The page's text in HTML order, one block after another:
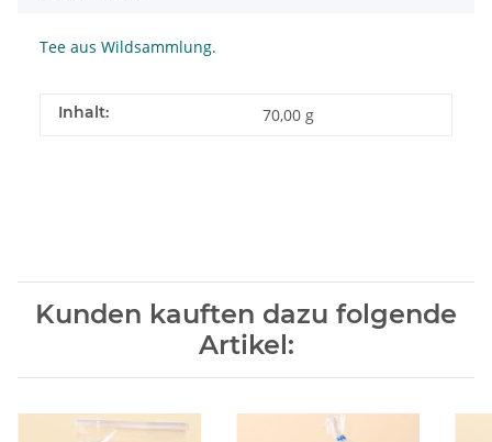
Tee aus Wildsammlung.
Inhalt: 70,00 g
Kunden kauften dazu folgende
Artikel: